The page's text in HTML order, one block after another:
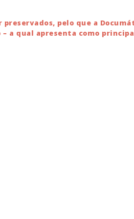
pelo que a
a qual apresenta como